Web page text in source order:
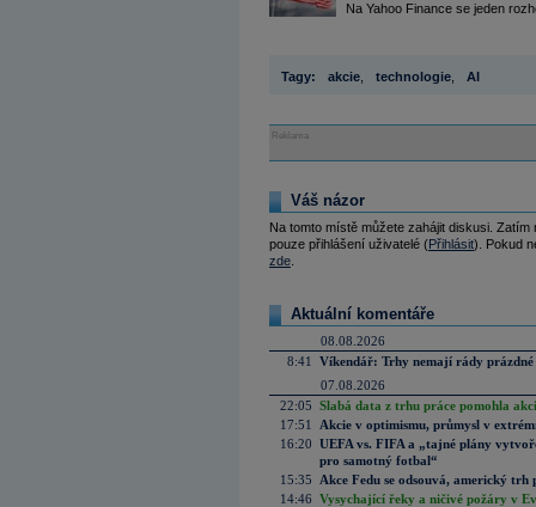
Na Yahoo Finance se jeden
Tagy: akcie technologie AI
Reklama
Váš názor
Na tomto místě můžete zahájit diskusi.
pouze přihlášení uživatelé (Přihlásit). Pokud
zde
Aktuální komentáře
08.08.2026
8:41
Víkendář: Trhy nemají rády prázdné
07.08.2026
22:05 Slabá data z trhu práce pomohla
17:51
Akcie v optimismu, průmysl v
16:20 UEFA vs. FIFA a „tajné plány
pro samotný fotbal“
15:35
Akce Fedu se odsouvá, americký
14:46 Vysychající řeky a ničivé požáry v